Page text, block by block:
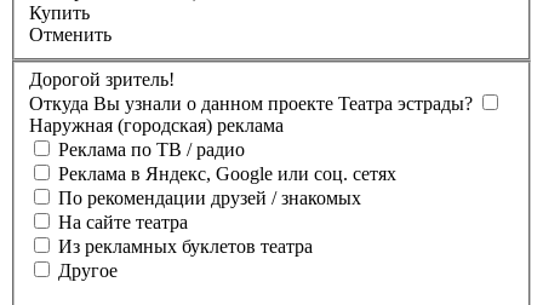
Купить
Отменить
Дорогой зритель!
Откуда Вы узнали о данном проекте Театра эстрады?
Наружная (городская) реклама
Реклама по ТВ / радио
Реклама в Яндекс, Google или соц. сетях
По рекомендации друзей / знакомых
На сайте театра
Из рекламных буклетов театра
Другое